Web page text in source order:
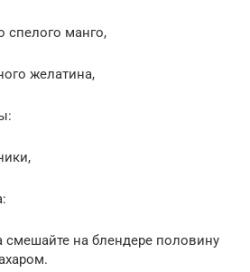
спелого манго,
желатина,
смешайте на блендере половину